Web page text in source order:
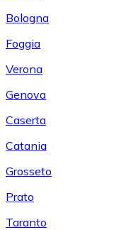
Bologna
Foggia
Verona
Genova
Caserta
Catania
Grosseto
Prato
Taranto